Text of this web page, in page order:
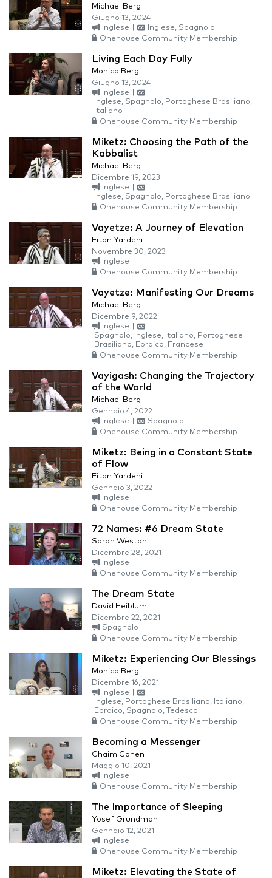
Michael Berg
Giugno 13, 2024
Inglese
Inglese, Spagnolo
Onehouse Community Membership
Living Each Day Fully
Monica Berg
Giugno 13, 2024
Inglese
Inglese, Spagnolo, Portoghese Brasiliano,
Italiano
Onehouse Community Membership
Miketz: Choosing the Path of the
Kabbalist
Michael Berg
Dicembre 19, 2023
Inglese
Inglese, Spagnolo, Portoghese Brasiliano
Onehouse Community Membership
Vayetze: A Journey of Elevation
Eitan Yardeni
Novembre 30, 2023
Inglese
Onehouse Community Membership
Vayetze: Manifesting Our Dreams
Michael Berg
Dicembre 9, 2022
Inglese
Spagnolo, Inglese, Italiano, Portoghese
Brasiliano, Ebraico, Francese
Onehouse Community Membership
Vayigash: Changing the Trajectory
of the World
Michael Berg
Gennaio 4, 2022
Inglese
Spagnolo
Onehouse Community Membership
Miketz: Being in a Constant State
of Flow
Eitan Yardeni
Gennaio 3, 2022
Inglese
Onehouse Community Membership
72 Names: #6 Dream State
Sarah Weston
Dicembre 28, 2021
Inglese
Onehouse Community Membership
The Dream State
David Heiblum
Dicembre 22, 2021
Spagnolo
Onehouse Community Membership
Miketz: Experiencing Our Blessings
Monica Berg
Dicembre 16, 2021
Inglese
Inglese, Portoghese Brasiliano, Italiano,
Ebraico, Spagnolo, Tedesco
Onehouse Community Membership
Becoming a Messenger
Chaim Cohen
Maggio 10, 2021
Inglese
Onehouse Community Membership
The Importance of Sleeping
Yosef Grundman
Gennaio 12, 2021
Inglese
Onehouse Community Membership
Miketz: Elevating the State of